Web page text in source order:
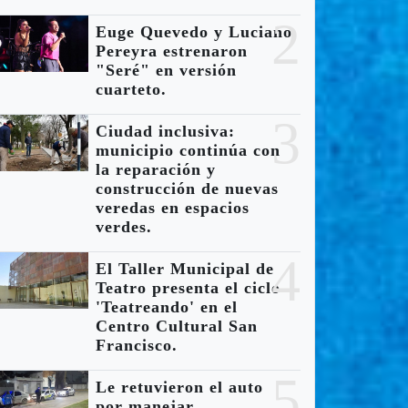
2
Euge Quevedo y Luciano
Pereyra estrenaron
"Seré" en versión
cuarteto.
3
Ciudad inclusiva:
municipio continúa con
la reparación y
construcción de nuevas
veredas en espacios
verdes.
4
El Taller Municipal de
Teatro presenta el ciclo
'Teatreando' en el
Centro Cultural San
Francisco.
Le retuvieron el auto